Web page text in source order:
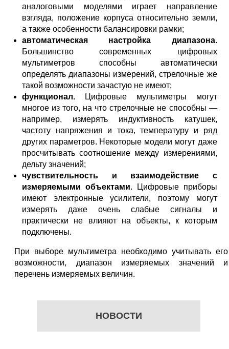
НОВОСТИ
аналоговыми моделями играет направление
взгляда, положение корпуса относительно земли,
а также особенности балансировки рамки;
автоматическая настройка диапазона.
Большинство современных цифровых
мультиметров способны автоматически
определять диапазоны измерений, стрелочные же
такой возможности зачастую не имеют;
функционал. Цифровые мультиметры могут
многое из того, на что стрелочные не способны —
например, измерять индуктивность катушек,
частоту напряжения и тока, температуру и ряд
других параметров. Некоторые модели могут даже
просчитывать соотношение между измерениями,
дельту значений;
чувствительность и взаимодействие с
измеряемыми объектами. Цифровые приборы
имеют электронные усилители, поэтому могут
измерять даже очень слабые сигналы и
практически не влияют на объекты, к которым
подключены.
При выборе мультиметра необходимо учитывать его
возможности, диапазон измеряемых значений и
перечень измеряемых величин.